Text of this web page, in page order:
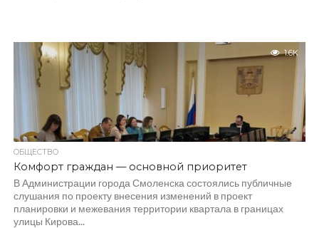
1.6K
ОБЩЕСТВО
Комфорт граждан — основной приоритет
В Администрации города Смоленска состоялись публичные
слушания по проекту внесения изменений в проект
планировки и межевания территории квартала в границах
улицы Кирова...